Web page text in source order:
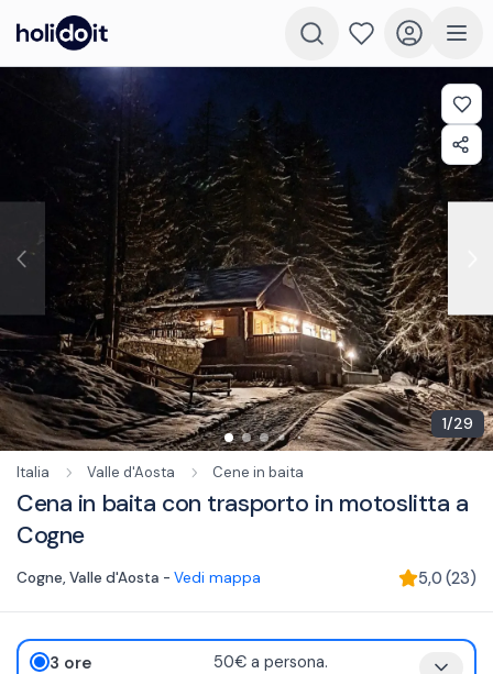
1/29
Italia Valle d'Aosta Cene in baita
Cena in baita con trasporto in motoslitta a
Cogne
Cogne, Valle d'Aosta - Vedi mappa 5,0 (23)
3 ore 50€ a persona.